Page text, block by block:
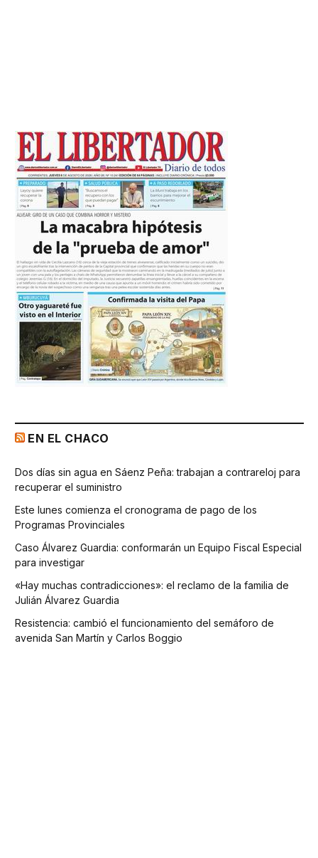
EN EL CHACO
Dos días sin agua en Sáenz Peña: trabajan a contrareloj para
recuperar el suministro
Este lunes comienza el cronograma de pago de los
Programas Provinciales
Caso Álvarez Guardia: conformarán un Equipo Fiscal Especial
para investigar
«Hay muchas contradicciones»: el reclamo de la familia de
Julián Álvarez Guardia
Resistencia: cambió el funcionamiento del semáforo de
avenida San Martín y Carlos Boggio